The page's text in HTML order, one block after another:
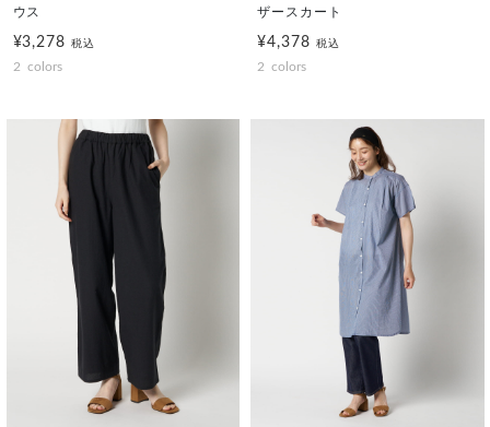
ウス
¥3,278税込
2 colors
ザースカート
¥4,378 税込
2 colors